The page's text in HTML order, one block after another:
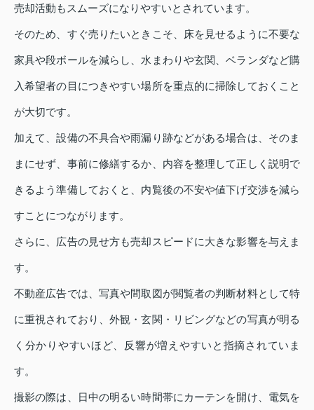
売却活動もスムーズになりやすいとされています。
そのため、すぐ売りたいときこそ、床を見せるように不要な
家具や段ボールを減らし、水まわりや玄関、ベランダなど購
入希望者の目につきやすい場所を重点的に掃除しておくこと
が大切です。
加えて、設備の不具合や雨漏り跡などがある場合は、そのま
まにせず、事前に修繕するか、内容を整理して正しく説明で
きるよう準備しておくと、内覧後の不安や値下げ交渉を減ら
すことにつながります。
さらに、広告の見せ方も売却スピードに大きな影響を与えま
す。
不動産広告では、写真や間取図が閲覧者の判断材料として特
に重視されており、外観・玄関・リビングなどの写真が明る
く分かりやすいほど、反響が増えやすいと指摘されていま
す。
撮影の際は、日中の明るい時間帯にカーテンを開け、電気を